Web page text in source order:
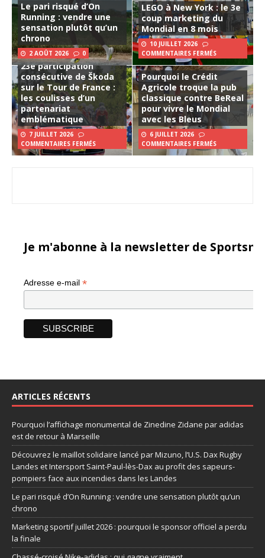
Le pari risqué d’On
Running : vendre une
sensation plutôt qu’un
chrono
2 AOÛT 2026 0
LEGO à New York : le 3e
coup marketing du
Mondial en 8 mois
10 JUILLET 2026
COMMENTAIRES FERMÉS
23e participation
consécutive de Škoda
sur le Tour de France :
les coulisses d’un
partenariat
emblématique
7 JUILLET 2026
COMMENTAIRES FERMÉS
Pourquoi le Crédit
Agricole troque la pub
classique contre BeReal
pour vivre le Mondial
avec les Bleus
6 JUILLET 2026
COMMENTAIRES FERMÉS
Je m'abonne à la newsletter de
Adresse e-mail *
ARTICLES RÉCENTS
Pourquoi l’affichage monumental de Zinedine Zidane par adidas
est de retour à Marseille
Découvrez le maillot solidaire lancé par Mizuno, l’U.S. Dax Rugby
Landes et Intersport Saint-Paul-lès-Dax au profit des sapeurs-
pompiers face aux incendies dans les Landes
Le pari risqué d’On Running : vendre une sensation plutôt qu’un
chrono
Marketing sportif juillet 2026 : pourquoi le sponsor officiel a perdu
la finale